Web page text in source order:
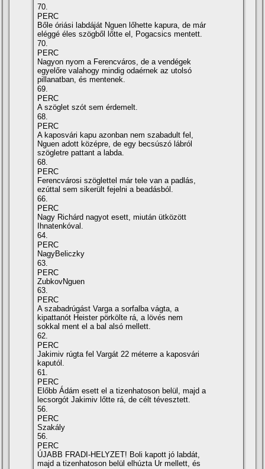
70.
PERC
Bőle óriási labdáját Nguen lőhette kapura, de már
eléggé éles szögből lőtte el, Pogacsics mentett.
70.
PERC
Nagyon nyom a Ferencváros, de a vendégek
egyelőre valahogy mindig odaérnek az utolsó
pillanatban, és mentenek.
69.
PERC
A szöglet szót sem érdemelt.
68.
PERC
A kaposvári kapu azonban nem szabadult fel,
Nguen adott középre, de egy becsúszó lábról
szögletre pattant a labda.
68.
PERC
Ferencvárosi szöglettel már tele van a padlás,
ezúttal sem sikerült fejelni a beadásból.
66.
PERC
Nagy Richárd nagyot esett, miután ütközött
Ihnatenkóval.
64.
PERC
NagyBeliczky
63.
PERC
ZubkovNguen
63.
PERC
A szabadrúgást Varga a sorfalba vágta, a
kipattanót Heister pörkölte rá, a lövés nem
sokkal ment el a bal alsó mellett.
62.
PERC
Jakimiv rúgta fel Vargát 22 méterre a kaposvári
kaputól.
61.
PERC
Előbb Ádám esett el a tizenhatoson belül, majd a
lecsorgót Jakimiv lőtte rá, de célt tévesztett.
56.
PERC
Szakály
56.
PERC
ÚJABB FRADI-HELYZET! Boli kapott jó labdát,
majd a tizenhatoson belül elhúzta Ur mellett, és